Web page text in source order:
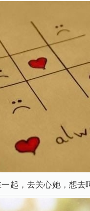
起，去关心她，想去